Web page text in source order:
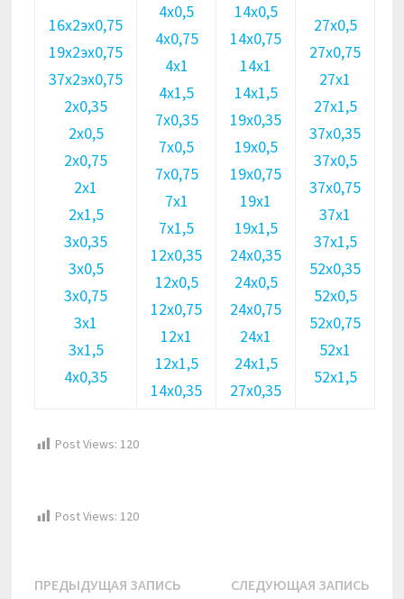
16х2эх0,75
19х2эх0,75
37х2эх0,75
2х0,35
2х0,5
2х0,75
2х1
2х1,5
3х0,35
3х0,5
3х0,75
3х1
3х1,5
4х0,35
4х0,5
4х0,75
4х1
4х1,5
7х0,35
7х0,5
7х0,75
7х1
7х1,5
12х0,35
12х0,5
12х0,75
12х1
12х1,5
14х0,35
14х0,5
14х0,75
14х1
14х1,5
19х0,35
19х0,5
19х0,75
19х1
19х1,5
24х0,35
24х0,5
24х0,75
24х1
24х1,5
27х0,35
27х0,5
27х0,75
27х1
27х1,5
37х0,35
37х0,5
37х0,75
37х1
37х1,5
52х0,35
52х0,5
52х0,75
52х1
52х1,5
Post Views: 120
Post Views: 120
Навигация
ПРЕДЫДУЩАЯ ЗАПИСЬ ПредыдущаяСЛЕДУЮЩАЯ ЗАПИСЬ